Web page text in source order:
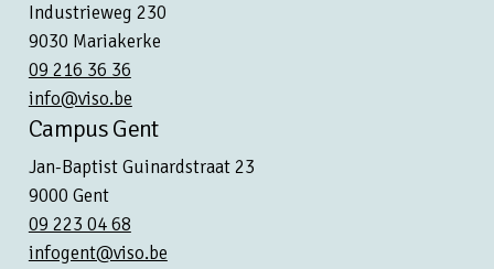
Industrieweg 230
9030 Mariakerke
09 216 36 36
info@viso.be
Campus Gent
Jan-Baptist Guinardstraat 23
9000 Gent
09 223 04 68
infogent@viso.be